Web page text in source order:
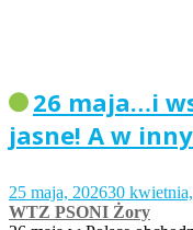
26 maja…i
jasne! A w
25 maja, 202630
WTZ PSONI Żory